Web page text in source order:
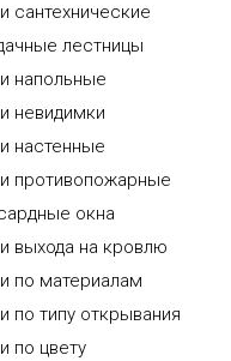
сантехнические
лестницы
напольные
невидимки
настенные
противопожарные
окна
выхода на кровлю
по материалам
по типу открывания
по цвету